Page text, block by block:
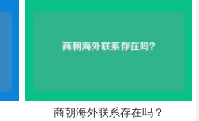
商朝海外联系存在吗？